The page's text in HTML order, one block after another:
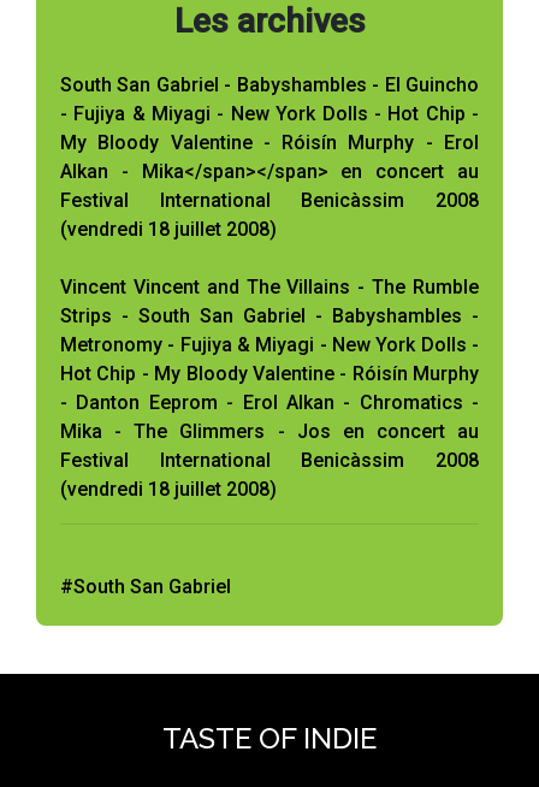
Les archives
South San Gabriel - Babyshambles - El Guincho
- Fujiya & Miyagi - New York Dolls - Hot Chip -
My Bloody Valentine - Róisín Murphy - Erol
Alkan - Mika</span></span> en concert au
Festival International Benicàssim 2008
(vendredi 18 juillet 2008)
Vincent Vincent and The Villains - The Rumble
Strips - South San Gabriel - Babyshambles -
Metronomy - Fujiya & Miyagi - New York Dolls -
Hot Chip - My Bloody Valentine - Róisín Murphy
- Danton Eeprom - Erol Alkan - Chromatics -
Mika - The Glimmers - Jos en concert au
Festival International Benicàssim 2008
(vendredi 18 juillet 2008)
#South San Gabriel
TASTE OF INDIE